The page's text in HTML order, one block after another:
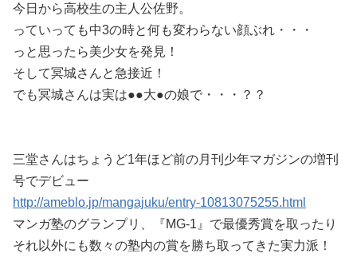
今日から高校生の主人公佐野。
っていっても中3の時と何も変わらない顔ぶれ・・・
っと思ったら美少女を発見！
そして冥城さんと急接近！
でも冥城さんは実は●●大●の娘で・・・？？
三堂さんはちょうど1年ほど前の月刊少年マガジンの増刊
号でデビュー
http://ameblo.jp/mangajuku/entry-10813075255.html
マンガ塾のグランプリ、『MG-1』で最優秀賞を取ったり
それ以外にも数々の塾内の賞を勝ち取ってきた実力派！